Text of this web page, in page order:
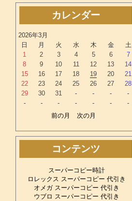
カレンダー
2026年3月
日
月 火 水 木 金
土
1
2 3 4 5 6
7
8
9 10 11 12 13
14
15
16 17 18 19 20
21
22
23 24 25 26 27
28
29
30 31 - - -
-
-
- - - - -
-
前の月
次の月
コンテンツ
スーパーコピー時計
ロレックス スーパーコピー 代引き
オメガ スーパーコピー 代引き
ウブロ スーパーコピー 代引き